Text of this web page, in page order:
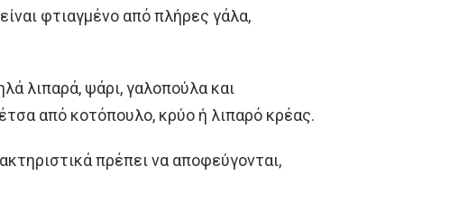
φτιαγμένο από πλήρες γάλα,
λιπαρά, ψάρι, γαλοπούλα και
από κοτόπουλο, κρύο ή λιπαρό κρέας.
πρέπει να αποφεύγονται,